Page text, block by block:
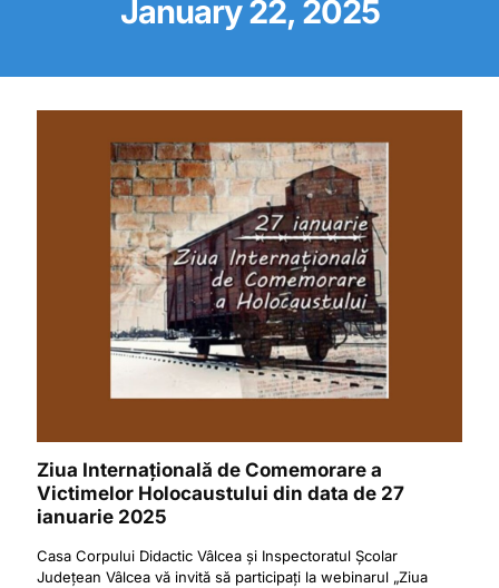
January 22, 2025
Ziua Internațională de Comemorare a
Victimelor Holocaustului din data de 27
ianuarie 2025
Casa Corpului Didactic Vâlcea și Inspectoratul Școlar
Județean Vâlcea vă invită să participați la webinarul „Ziua